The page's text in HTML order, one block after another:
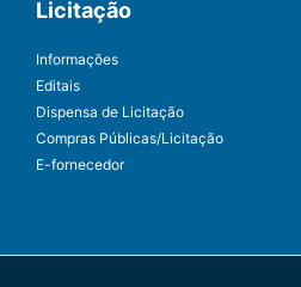
Licitação
Informações
Editais
Dispensa de Licitação
Compras Públicas/Licitação
E-fornecedor